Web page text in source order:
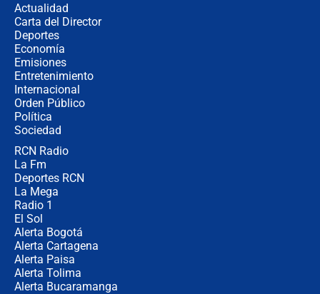
Actualidad
Carta del Director
Deportes
Economía
Emisiones
Entretenimiento
Internacional
Orden Público
Política
Sociedad
RCN Radio
La Fm
Deportes RCN
La Mega
Radio 1
El Sol
Alerta Bogotá
Alerta Cartagena
Alerta Paisa
Alerta Tolima
Alerta Bucaramanga